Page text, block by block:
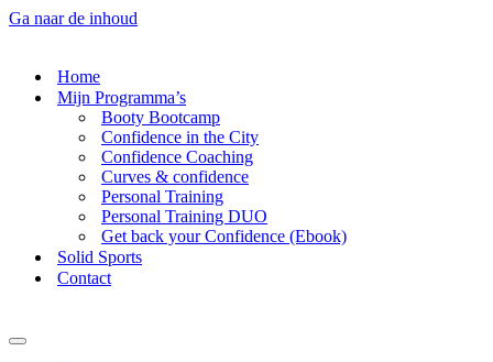
Ga naar de inhoud
Home
Mijn Programma’s
Booty Bootcamp
Confidence in the City
Confidence Coaching
Curves & confidence
Personal Training
Personal Training DUO
Get back your Confidence (Ebook)
Solid Sports
Contact
Navigatie